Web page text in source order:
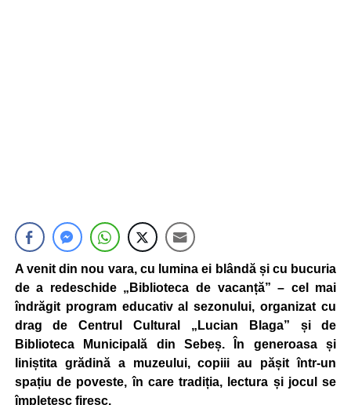
A venit din nou vara, cu lumina ei blândă și cu bucuria
de a redeschide „Biblioteca de vacanță” – cel mai
îndrăgit program educativ al sezonului, organizat cu
drag de Centrul Cultural „Lucian Blaga” și de
Biblioteca Municipală din Sebeș. În generoasa și
liniștita grădină a muzeului, copiii au pășit într-un
spațiu de poveste, în care tradiția, lectura și jocul se
împletesc firesc.